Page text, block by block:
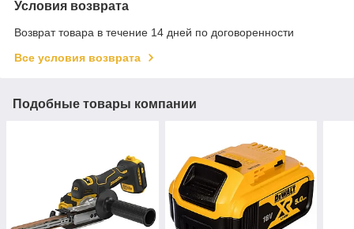
Условия возврата
Возврат товара в течение 14 дней по договоренности
Все условия возврата
Подобные товары компании